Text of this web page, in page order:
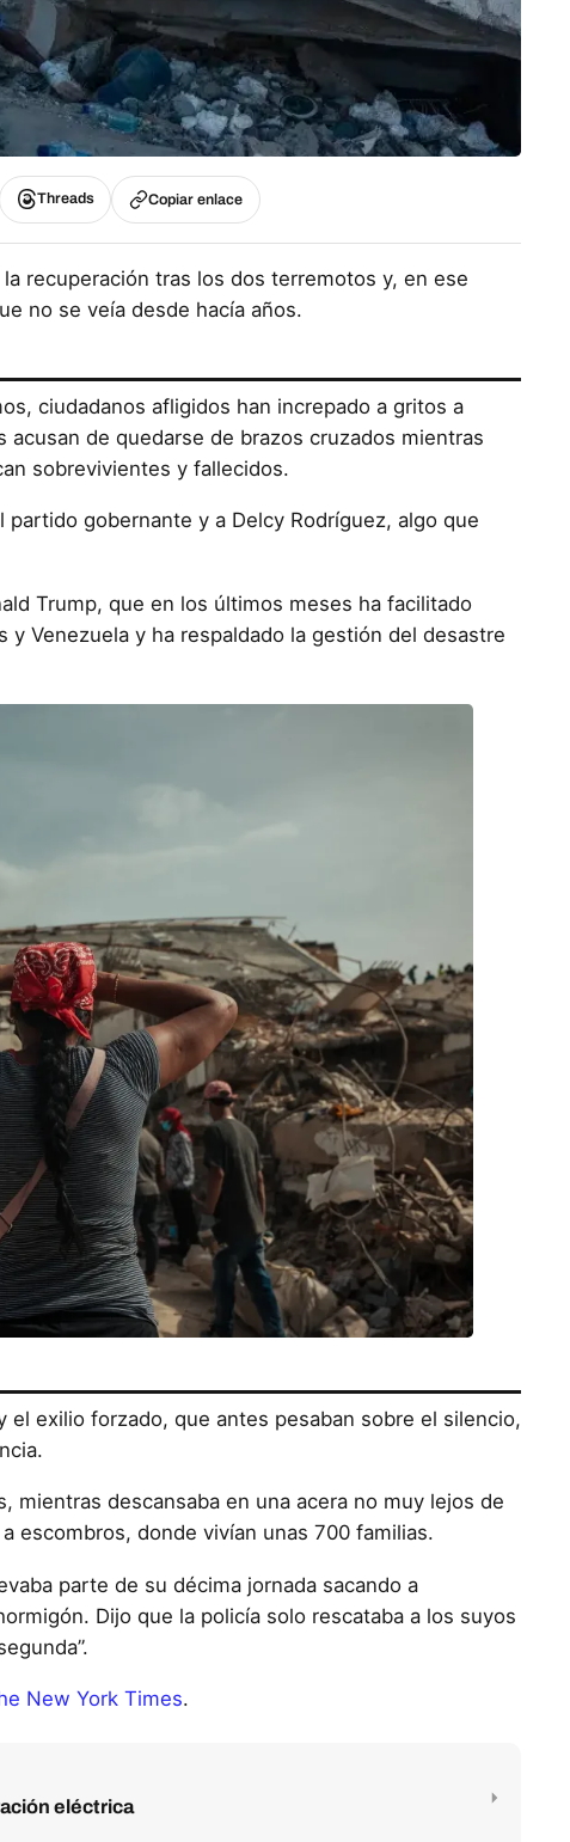
Threads Copiar enlace
recuperación tras los dos terremotos y, en ese
no se veía desde hacía años.
ciudadanos afligidos han increpado a gritos a
de quedarse de brazos cruzados mientras
sobrevivientes y fallecidos.
gobernante y a Delcy Rodríguez, algo que
Trump, que en los últimos meses ha facilitado
Venezuela y ha respaldado la gestión del desastre
exilio forzado, que antes pesaban sobre el silencio,
mientras descansaba en una acera no muy lejos de
escombros, donde vivían unas 700 familias.
parte de su décima jornada sacando a
Dijo que la policía solo rescataba a los suyos
New York Times.
eléctrica